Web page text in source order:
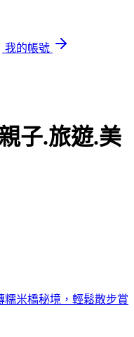
我的帳號
子.旅遊.美
米橋秘境，輕鬆散步賞